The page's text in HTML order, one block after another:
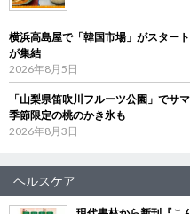
横浜高島屋で「韓国市場」がスター
が集結
2026年8月5日
「山梨県笛吹川フルーツ公園」でサ
季節限定の桃のかき氷も
2026年8月3日
ヘルスケア